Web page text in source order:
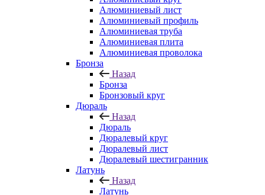
Алюминиевый лист
Алюминиевый профиль
Алюминиевая труба
Алюминиевая плита
Алюминиевая проволока
Бронза
Назад
Бронза
Бронзовый круг
Дюраль
Назад
Дюраль
Дюралевый круг
Дюралевый лист
Дюралевый шестигранник
Латунь
Назад
Латунь